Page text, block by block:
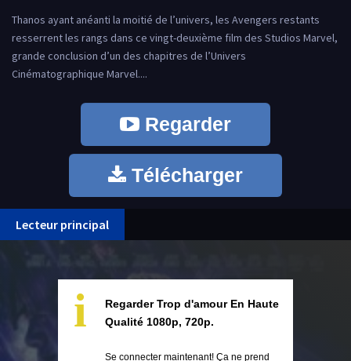
Thanos ayant anéanti la moitié de l’univers, les Avengers restants
resserrent les rangs dans ce vingt-deuxième film des Studios Marvel,
grande conclusion d’un des chapitres de l’Univers
Cinématographique Marvel....
Regarder
Télécharger
Lecteur principal
i
Regarder Trop d'amour En Haute
Qualité 1080p, 720p.
Se connecter maintenant! Ça ne prend